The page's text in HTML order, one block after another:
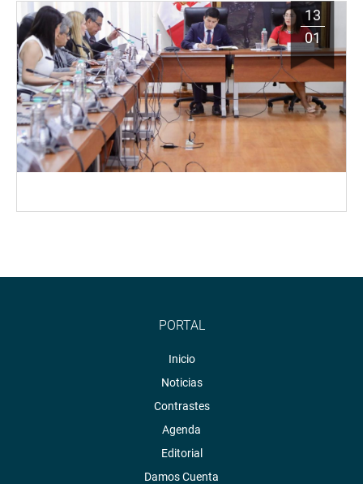
13
01
PORTAL
Inicio
Noticias
Contrastes
Agenda
Editorial
Damos Cuenta